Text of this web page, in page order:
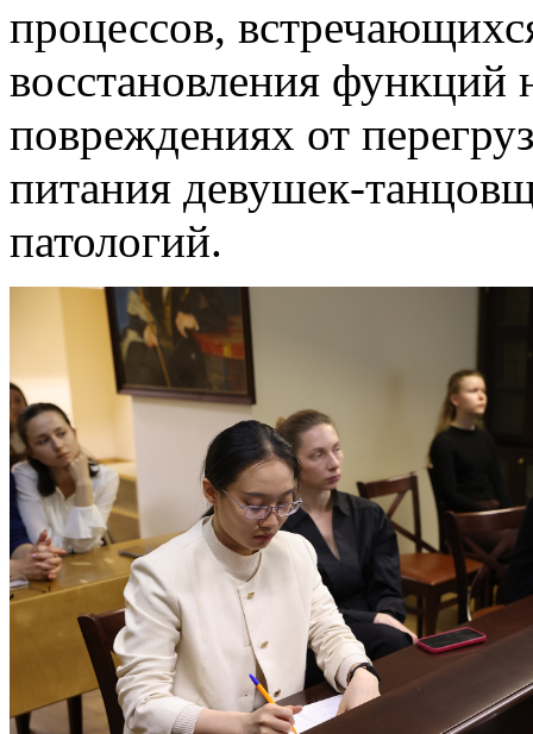
процессов,
восстановления
повреждениях от
питания девушек-
патологий.